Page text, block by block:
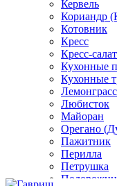
Кервель
Кориандр
Котовник
Кресс
Кресс-салат
Кухонные
Кухонные
Любисток
Майоран
Орегано
Пажитник
Перилла
Петрушка